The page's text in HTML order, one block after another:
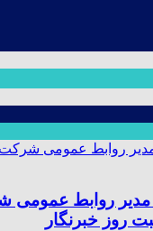
روابط عمومی
روز خبرنگار